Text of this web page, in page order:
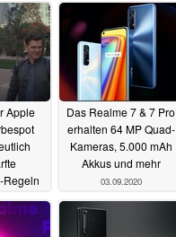
Apple
Regeln
Das Realme 7 & 7 Pro
erhalten 64 MP Quad-
Kameras, 5.000 mAh
Akkus und mehr
03.09.2020